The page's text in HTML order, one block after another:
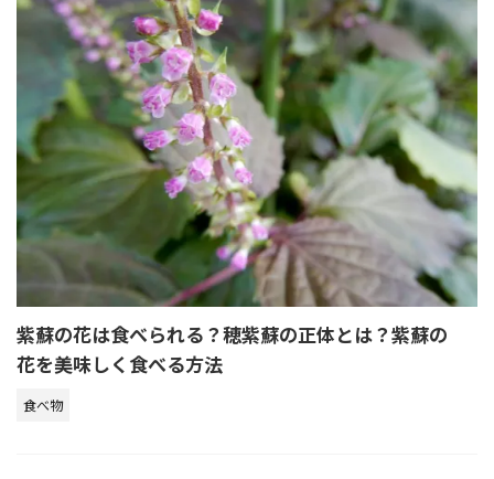
紫蘇の花は食べられる？穂紫蘇の正体とは？紫蘇の
花を美味しく食べる方法
食べ物